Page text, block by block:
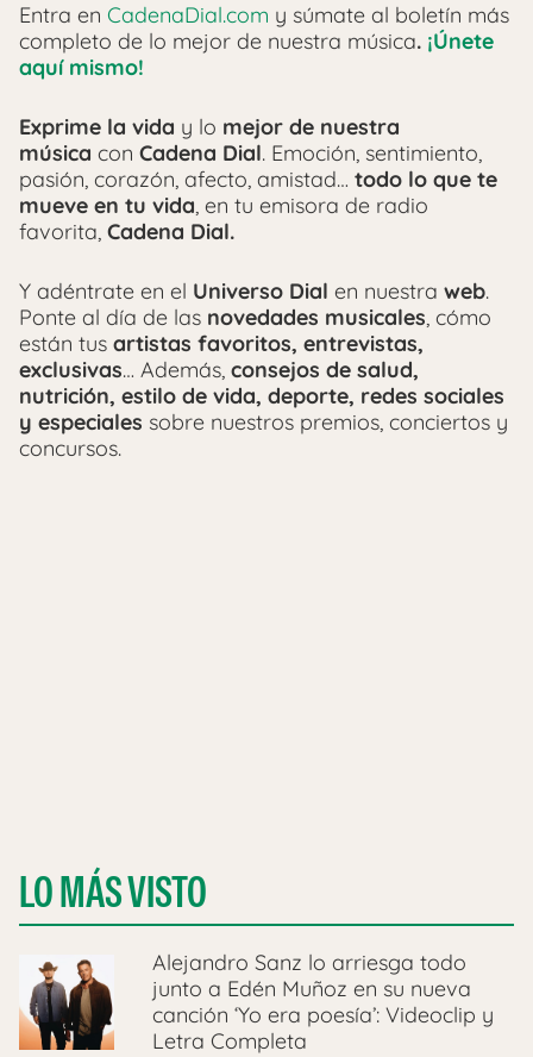
Entra en CadenaDial.com y súmate al boletín más
completo de lo mejor de nuestra música. ¡Únete
aquí mismo!
Exprime la vida y lo mejor de nuestra
música con Cadena Dial. Emoción, sentimiento,
pasión, corazón, afecto, amistad… todo lo que te
mueve en tu vida, en tu emisora de radio
favorita, Cadena Dial.
Y adéntrate en el Universo Dial en nuestra web.
Ponte al día de las novedades musicales, cómo
están tus artistas favoritos, entrevistas,
exclusivas… Además, consejos de salud,
nutrición, estilo de vida, deporte, redes sociales
y especiales sobre nuestros premios, conciertos y
concursos.
LO MÁS VISTO
Alejandro Sanz lo arriesga todo
junto a Edén Muñoz en su nueva
canción ‘Yo era poesía’: Videoclip y
Letra Completa